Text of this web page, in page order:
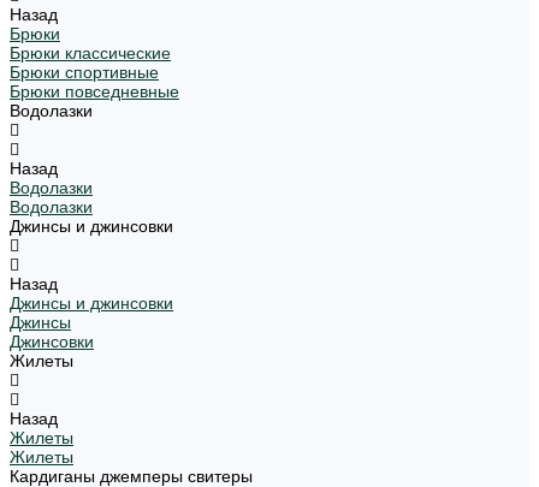
Назад
Брюки
Брюки классические
Брюки спортивные
Брюки повседневные
Водолазки
Назад
Водолазки
Водолазки
Джинсы и джинсовки
Назад
Джинсы и джинсовки
Джинсы
Джинсовки
Жилеты
Назад
Жилеты
Жилеты
Кардиганы джемперы свитеры